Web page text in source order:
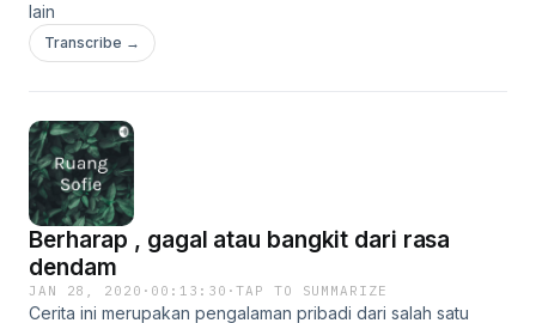
lain
Transcribe →
Berharap , gagal atau bangkit dari rasa
dendam
JAN 28, 2020 · 00:13:30 ·TAP TO SUMMARIZE
Cerita ini merupakan pengalaman pribadi dari salah satu